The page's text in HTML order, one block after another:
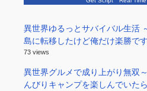
異世界ゆるっとサバイバル生活
島に転移したけど俺だけ楽勝で
73 views
異世界グルメで成り上がり無双
んびりキャンプを楽しんでいた